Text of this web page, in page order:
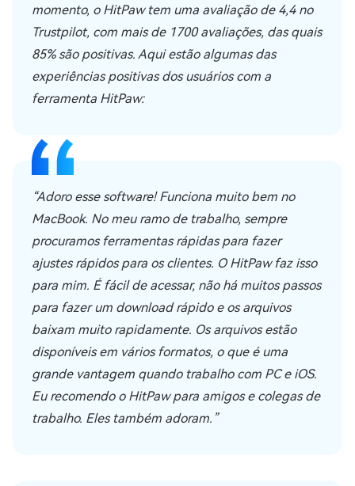
momento, o HitPaw tem uma avaliação de 4,4 no
Trustpilot, com mais de 1700 avaliações, das quais
85% são positivas. Aqui estão algumas das
experiências positivas dos usuários com a
ferramenta HitPaw:
“Adoro esse software! Funciona muito bem no
MacBook. No meu ramo de trabalho, sempre
procuramos ferramentas rápidas para fazer
ajustes rápidos para os clientes. O HitPaw faz isso
para mim. É fácil de acessar, não há muitos passos
para fazer um download rápido e os arquivos
baixam muito rapidamente. Os arquivos estão
disponíveis em vários formatos, o que é uma
grande vantagem quando trabalho com PC e iOS.
Eu recomendo o HitPaw para amigos e colegas de
trabalho. Eles também adoram.”